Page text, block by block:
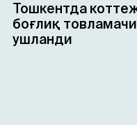
Тошкентда
боғлиқ
ушланди